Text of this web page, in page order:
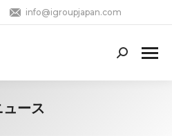
info@igroupjapan.com
Search:
ュース